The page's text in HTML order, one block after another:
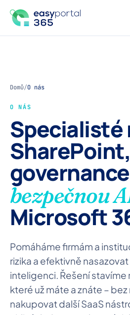
Domů/O nás
O NÁS
Specialisté
SharePoint,
governance
bezpečnou
Microsoft
Pomáháme firmám a
rizika a efektivně
inteligenci. Řešení
které už máte a znáte –
nakupovat další SaaS